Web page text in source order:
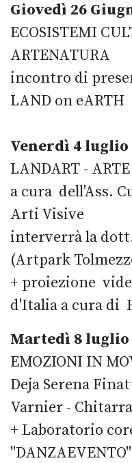
Giovedì 26
ECOSISTEMI
ARTENATURA
incontro di
LAND on eARTH
Venerdì 4 luglio
LANDART -
a cura dell'Ass.
Arti Visive
interverrà la
(Artpark
+ proiezione
d'Italia a cura di
Martedì 8 luglio
EMOZIONI IN
Deja Serena
Varnier - Chitarra
+ Laboratorio
"DANZAEVENTO"